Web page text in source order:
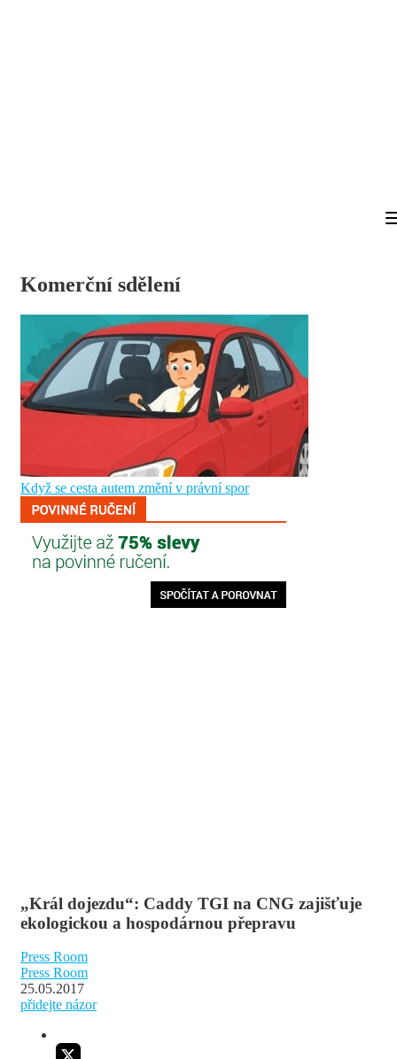
„Král dojezdu“: Caddy TGI na CNG zajišťuje
ekologickou a hospodárnou přepravu
Press Room
Press Room
25.05.2017
přidejte názor
Komerční sdělení
Když se cesta autem změní v právní spor